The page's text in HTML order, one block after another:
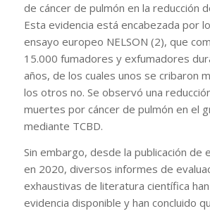
de cáncer de pulmón en la reducción
Esta evidencia está encabezada por
ensayo europeo NELSON (2), que
15.000 fumadores y exfumadores
años, de los cuales unos se cribaron
los otros no. Se observó una
muertes por cáncer de pulmón en el
mediante TCBD.
Sin embargo, desde la publicación de
en 2020, diversos informes de
exhaustivas de literatura científica
evidencia disponible y han concluido